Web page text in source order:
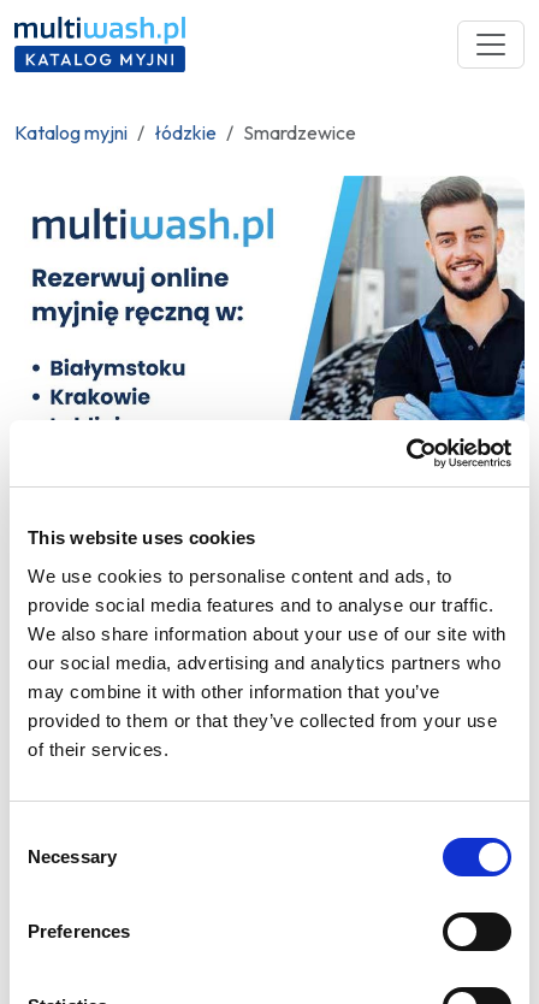
This website uses cookies
We use cookies to personalise content and ads, to
provide social media features and to analyse our traffic.
We also share information about your use of our site with
our social media, advertising and analytics partners who
may combine it with other information that you’ve
provided to them or that they’ve collected from your use
of their services.
Selection
Necessary
Preferences
Katalog myjni łódzkie Smardzewice
Rezerwacje online –
zarezerwuj mycie w
serwisie Multiwash!